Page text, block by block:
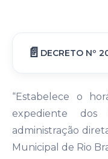
DECRETO Nº
“Estabelece o
expediente dos
administração
Municipal de Rio